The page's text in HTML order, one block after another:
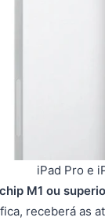
iPad Pro e
M1 ou
receberá as